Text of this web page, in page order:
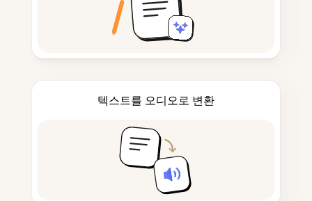
텍스트를 오디오로 변환